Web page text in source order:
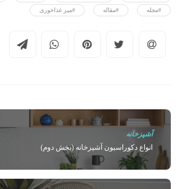
#مجله #مقاله #میز غذاخوری
آشپزخانه
انواع دکوراسیون آشپزخانه (بخش دوم)